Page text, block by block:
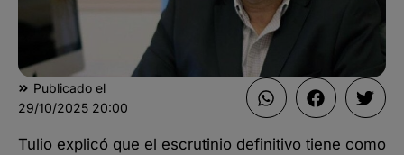
Publicado el
29/10/2025 20:00
Tulio explicó que el escrutinio definitivo tiene como